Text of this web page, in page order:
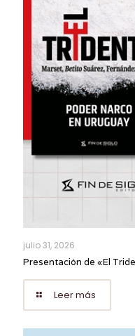
julio 31, 2026
Presentación de «El
Leer más